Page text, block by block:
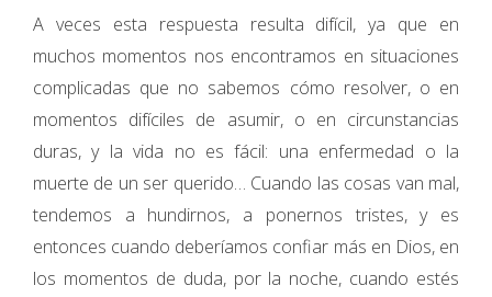
A veces esta respuesta resulta difícil, ya que en
muchos momentos nos encontramos en situaciones
complicadas que no sabemos cómo resolver, o en
momentos difíciles de asumir, o en circunstancias
duras, y la vida no es fácil: una enfermedad o la
muerte de un ser querido… Cuando las cosas van mal,
tendemos a hundirnos, a ponernos tristes, y es
entonces cuando deberíamos confiar más en Dios, en
los momentos de duda, por la noche, cuando estés